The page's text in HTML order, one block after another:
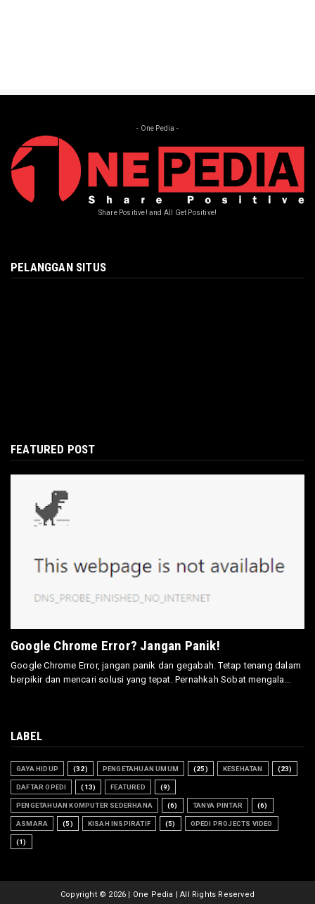
- One Pedia -
Share Positive! and All Get Positive!
PELANGGAN SITUS
FEATURED POST
Google Chrome Error? Jangan Panik!
Google Chrome Error, jangan panik dan gegabah. Tetap tenang dalam
berpikir dan mencari solusi yang tepat. Pernahkah Sobat mengala...
LABEL
GAYA HIDUP (32) PENGETAHUAN UMUM (25) KESEHATAN (23)
DAFTAR OPEDI (13) FEATURED (9)
PENGETAHUAN KOMPUTER SEDERHANA (6) TANYA PINTAR (6)
ASMARA (5) KISAH INSPIRATIF (5) OPEDI PROJECTS VIDEO
(1)
Copyright © 2026 | One Pedia | All Rights Reserved